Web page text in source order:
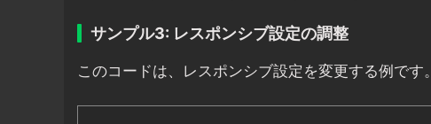
サンプル3: レスポンシブ設定の調整
このコードは、レスポンシブ設定を変更する例です。